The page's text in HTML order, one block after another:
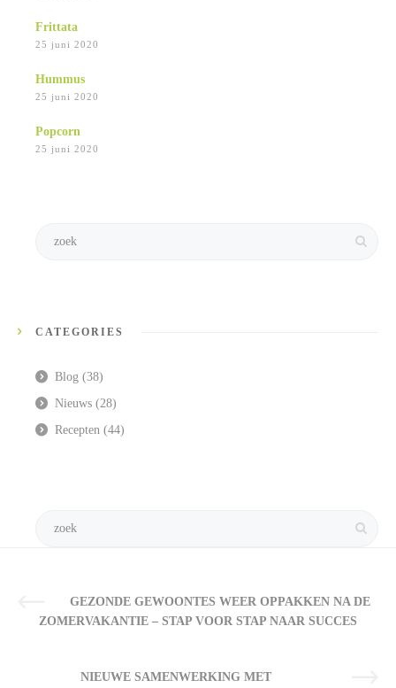
Frittata
25 juni 2020
Hummus
25 juni 2020
Popcorn
25 juni 2020
CATEGORIES
Blog (38)
Nieuws (28)
Recepten (44)
GEZONDE GEWOONTES WEER OPPAKKEN NA DE
ZOMERVAKANTIE – STAP VOOR STAP NAAR SUCCES
NIEUWE SAMENWERKING MET